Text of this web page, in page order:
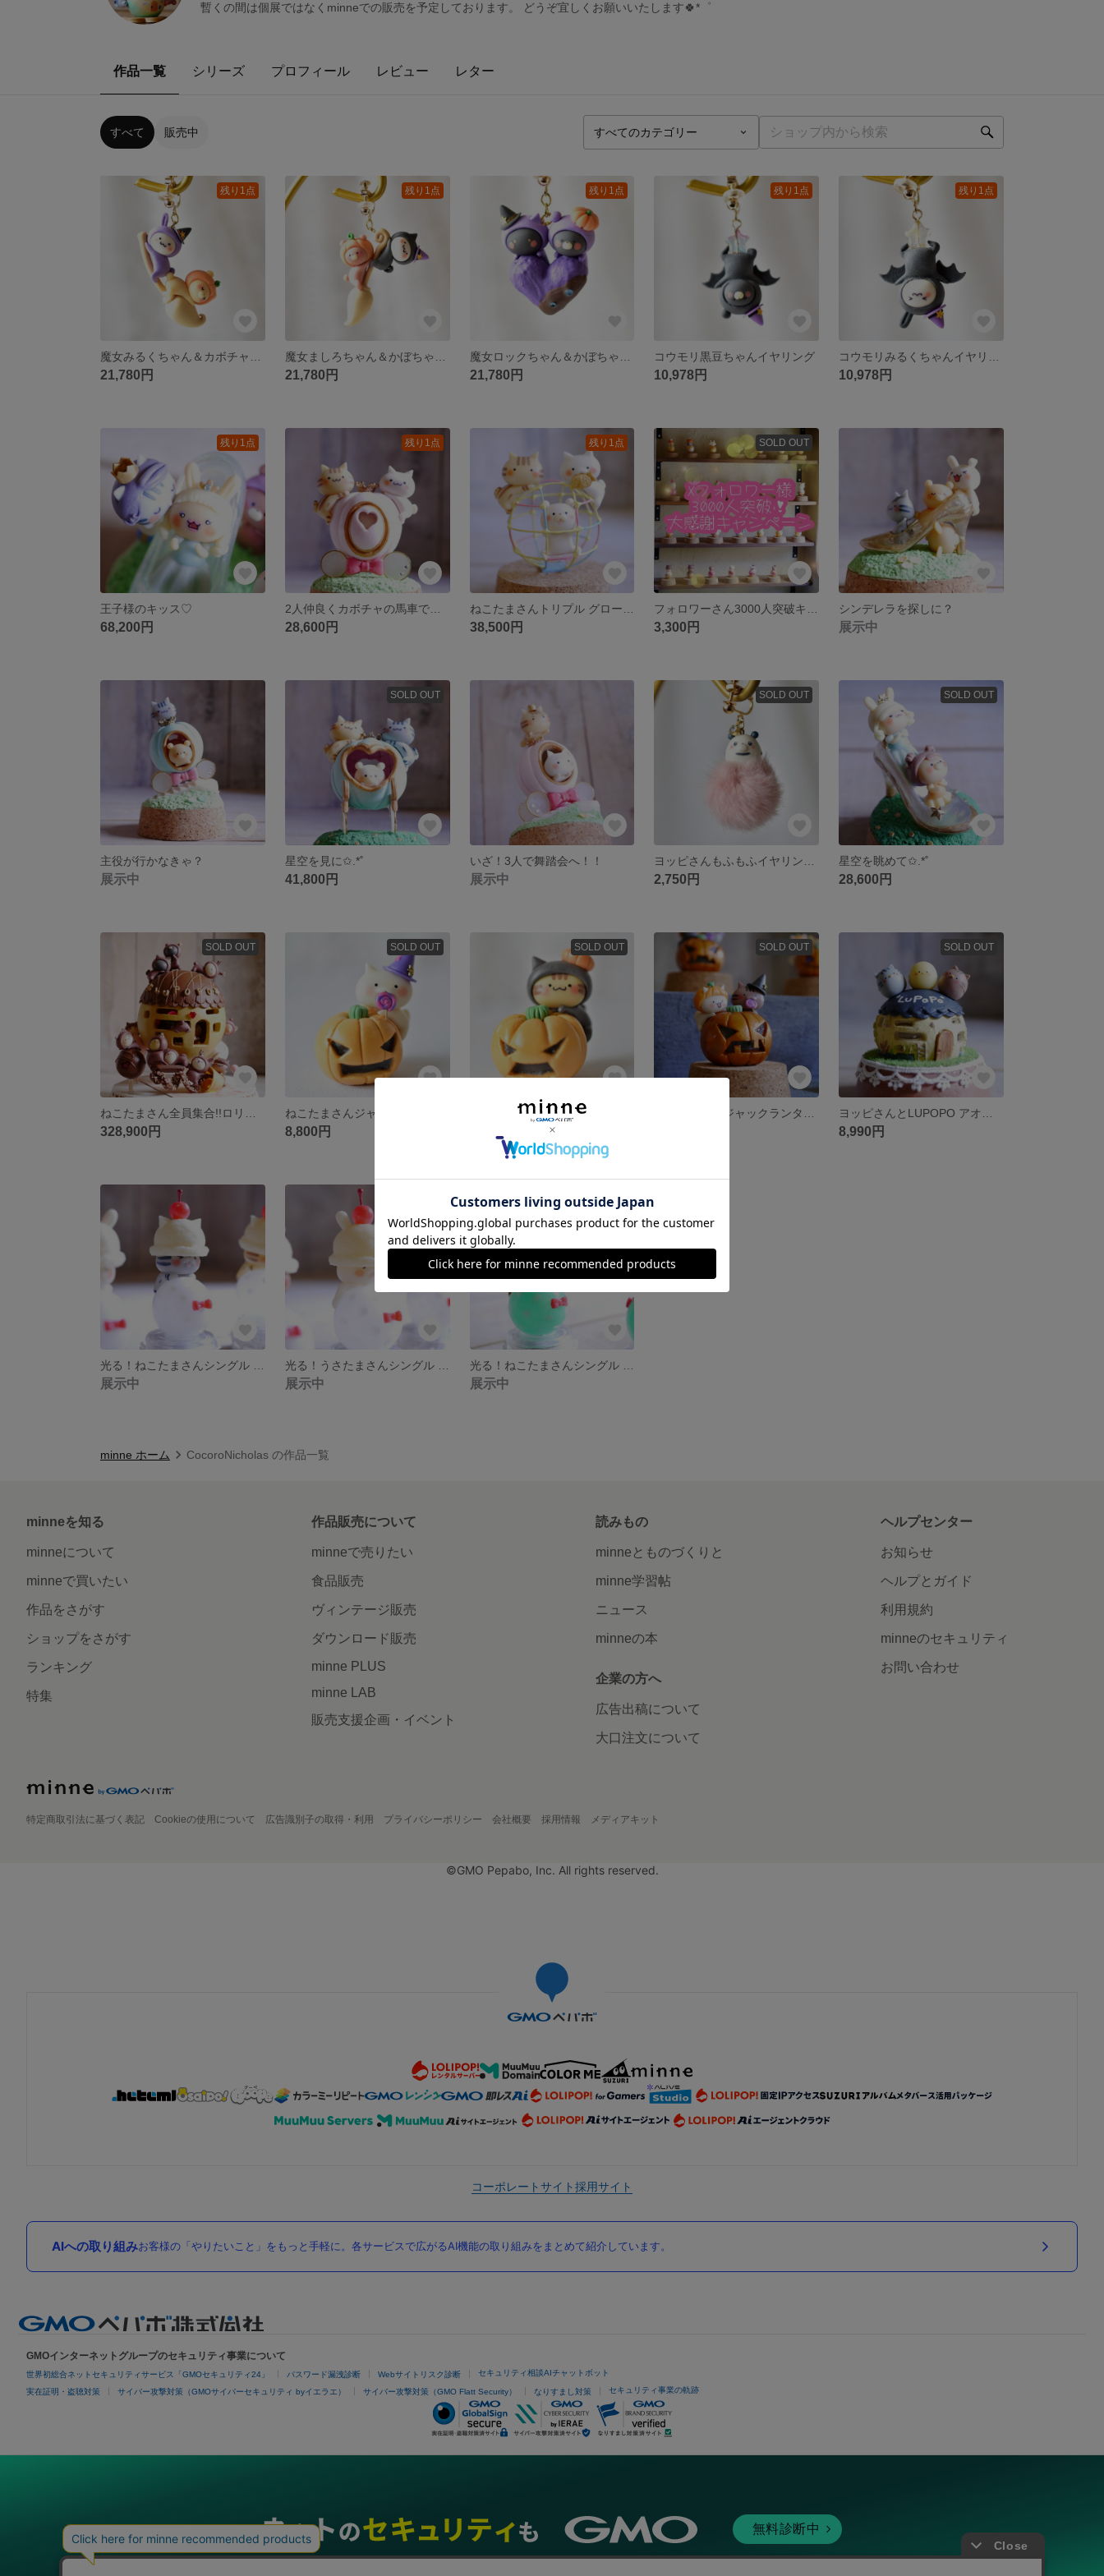
暫くの間は個展ではなくminneでの販売を予定しております。 どうぞ宜しくお願いいたします🍀*゜
作品一覧 シリーズ プロフィール レビュー レター
すべて 販売中
残り1点
21,780円
残り1点
21,780円
残り1点
21,780円
残り1点
コウモリ黒豆ちゃんイヤリング
10,978円
残り1点
10,978円
残り1点
王子様のキッス♡
68,200円
残り1点
2人仲良くカボチャの馬車で舞踏会へ✨
28,600円
残り1点
38,500円
SOLD OUT
3,300円
シンデレラを探しに？
展示中
主役が行かなきゃ？
展示中
SOLD OUT
星空を見に✩.*˚
41,800円
いざ！3人で舞踏会へ！！
展示中
SOLD OUT
2,750円
SOLD OUT
星空を眺めて✩.*˚
28,600円
SOLD OUT
328,900円
SOLD OUT
8,800円
SOLD OUT SOLD OUT SOLD OUT
8,990円
展示中 展示中 展示中
minne ホーム CocoroNicholas の作品一覧
minneを知る
minneについて
minneで買いたい
作品をさがす
ショップをさがす
ランキング
特集
作品販売について
minneで売りたい
食品販売
ヴィンテージ販売
ダウンロード販売
minne PLUS
minne LAB
販売支援企画・イベント
読みもの
minneとものづくりと
minne学習帖
ニュース
minneの本
企業の方へ
広告出稿について
大口注文について
ヘルプセンター
お知らせ
ヘルプとガイド
利用規約
minneのセキュリティ
お問い合わせ
特定商取引法に基づく表記 Cookieの使用について 広告識別子の取得・利用 プライバシーポリシー 会社概要 採用情報 メディアキット
©GMO Pepabo, Inc. All rights reserved.
コーポレートサイト採用サイト
AIへの取り組みお客様の「やりたいこと」をもっと手軽に。各サービスで広がるAI機能の取り組みをまとめて紹介しています。
GMOインターネットグループのセキュリティ事業について
世界初総合ネットセキュリティサービス「GMOセキュリティ24」 パスワード漏洩診断 Webサイトリスク診断 セキュリティ相談AIチャットボット
実在証明・盗聴対策 サイバー攻撃対策（GMOサイバーセキュリティ byイエラエ） サイバー攻撃対策（GMO Flatt Security） なりすまし対策 セキュリティ事業の軌跡
無料診断中